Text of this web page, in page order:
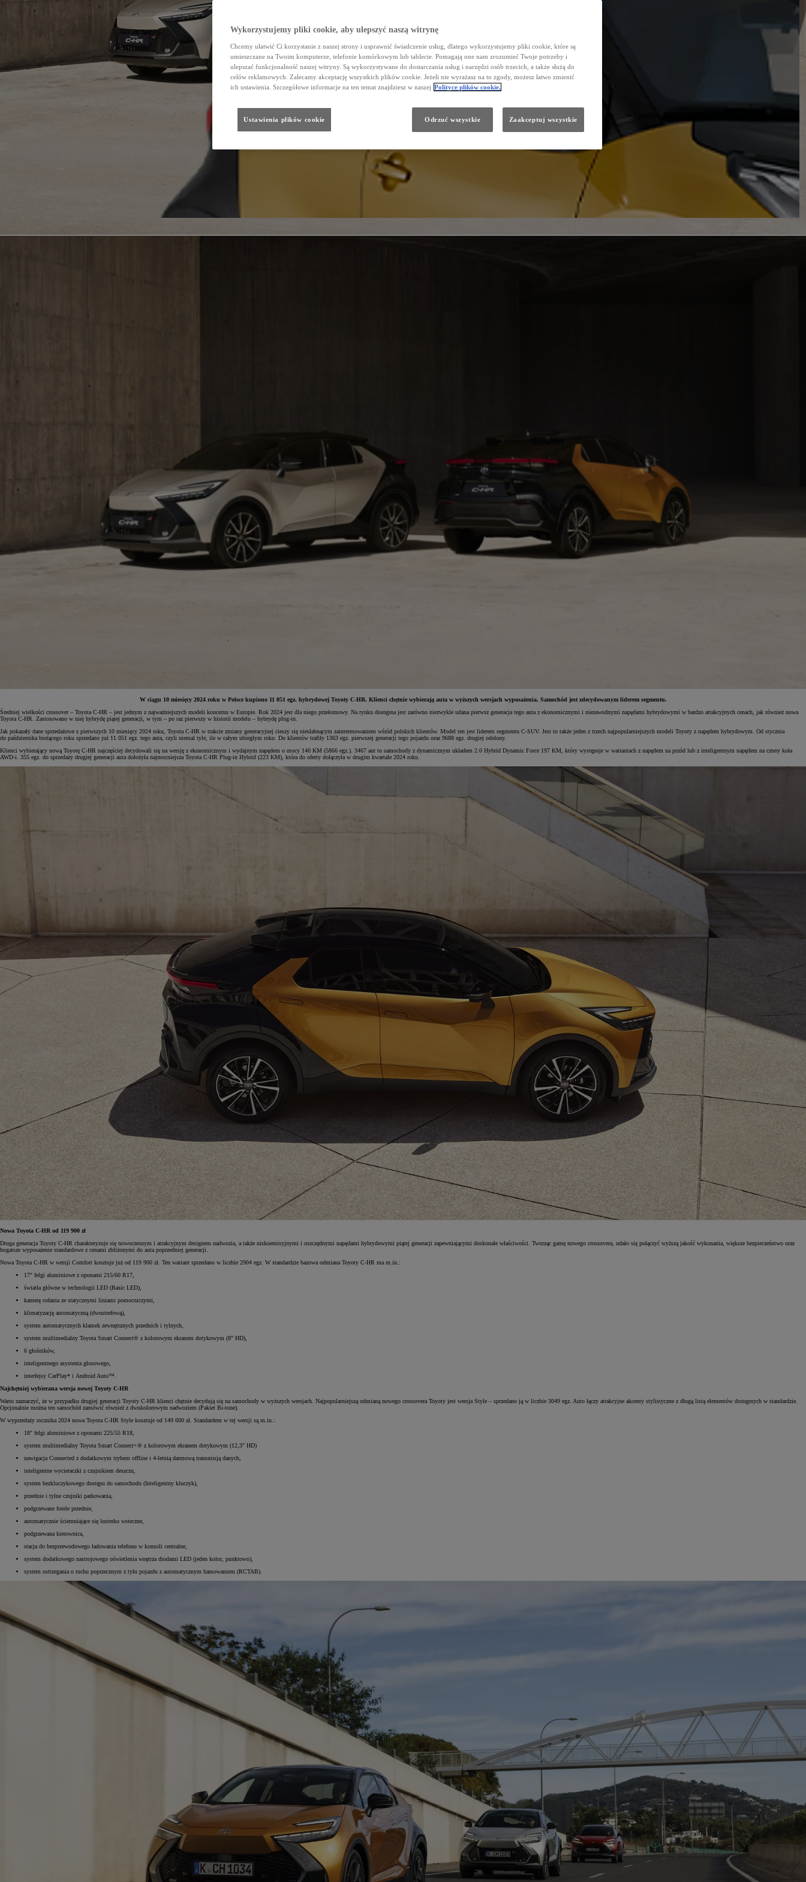
Yaris Cross
HYBRID
W ciągu 10 miesięcy 2024 roku w Polsce kupiono 11 051 egz. hybrydowej Toyoty C-HR. Klienci chętnie wybierają auta w wyższych wersjach wyposażenia. Samochód jest zdecydowanym liderem segmentu.
Średniej wielkości crossover – Toyota C-HR – jest jednym z najważniejszych modeli koncernu w Europie. Rok 2024 jest dla niego przełomowy. Na rynku dostępna jest zarówno niezwykle udana pierwsz generacja tego auta z ekonomicznymi i niezawodnymi napędami hybrydowymi w bardzo atrakcyjnych cenach, jak również nowa
Toyota C-HR. Zastosowano w niej hybrydę piątej generacji, w tym – po raz pierwszy w historii modelu – hybrydę plug-in.
Jak pokazały dane sprzedażowe z pierwszych 10 miesięcy 2024 roku, Toyota C-HR w trakcie zmiany generacyjnej cieszy się niesłabnącym zainteresowaniem wśród polskich klientów. Model ten jest liderem segmentu C-SUV. Jest to także jeden z trzech najpopularniejszych modeli Toyoty z napędem hybrydowym. Od stycznia
do października bieżącego roku sprzedano już 11 051 egz. tego auta, czyli niemal tyle, ile w całym ubiegłym roku. Do klientów trafiły 1363 egz. pierwszej generacji tego pojazdu oraz 9688 egz. drugiej odsłony.
Klienci wybierający nową Toyotę C-HR najczęściej decydowali się na wersję z ekonomicznym i wydajnym napędem o mocy 140 KM (5866 egz.). 3467 aut to samochody z dynamicznym układem 2.0 Hybrid Dynamic Force 197 KM, który występuje w wariantach z napędem na przód lub z inteligentnym napędem na cztery koła
AWD-i. 355 egz. do sprzedaży drugiej generacji auta dołożyła najmocniejsza Toyota C-HR Plug-in Hybrid (223 KM), która do oferty dołączyła w drugim kwartale 2024 roku.
Nowa Toyota C-HR od 119 900 zł
Druga generacja Toyoty C-HR charakteryzuje się nowoczesnym i atrakcyjnym designem nadwozia, a także niskoemisyjnymi i oszczędnymi napędami hybrydowymi piątej generacji zapewniającymi doskonałe właściwości. Tworząc gamę nowego crossovera, udało się połączyć wyższą jakość wykonania, większe bezpieczeństwo oraz
bogatsze wyposażenie standardowe z cenami zbliżonymi do auta poprzedniej generacji.
Nowa Toyota C-HR w wersji Comfort kosztuje już od 119 900 zł. Ten wariant sprzedano w liczbie 2904 egz. W standardzie bazowa odmiana Toyoty C-HR ma m.in.:
17" felgi aluminiowe z oponami 215/60 R17,
światła główne w technologii LED (Basic LED),
kamerę cofania ze statycznymi liniami pomocniczymi,
klimatyzację automatyczną (dwustrefową),
system automatycznych klamek zewnętrznych przednich i tylnych,
system multimedialny Toyota Smart Connect® z kolorowym ekranem dotykowym (8" HD),
6 głośników,
inteligentnego asystenta głosowego,
interfejsy CarPlay* i Android Auto™.
Najchętniej wybierana wersja nowej Toyoty C-HR
Warto zaznaczyć, że w przypadku drugiej generacji Toyoty C-HR klienci chętnie decydują się na samochody w wyższych wersjach. Najpopularniejszą odmianą nowego crossovera Toyoty jest wersja Style – sprzedano ją w liczbie 3049 egz. Auto łączy atrakcyjne akcenty stylistyczne z długą listą elementów dostępnych w standardzie.
Opcjonalnie można ten samochód zamówić również z dwukolorowym nadwoziem (Pakiet Bi-tone).
W wyprzedaży rocznika 2024 nowa Toyota C-HR Style kosztuje od 149 600 zł. Standardem w tej wersji są m.in.:
18" felgi aluminiowe z oponami 225/55 R18,
system multimedialny Toyota Smart Connect+® z kolorowym ekranem dotykowym (12,3" HD)
nawigacja Connected z dodatkowym trybem offline i 4-letnią darmową transmisją danych,
inteligentne wycieraczki z czujnikiem deszczu,
system bezkluczykowego dostępu do samochodu (Inteligentny kluczyk),
przednie i tylne czujniki parkowania,
podgrzewane fotele przednie,
automatycznie ściemniające się lusterko wsteczne,
podgrzewana kierownica,
stacja do bezprzewodowego ładowania telefonu w konsoli centralne,
system dodatkowego nastrojowego oświetlenia wnętrza diodami LED (jeden kolor, punktowo),
system ostrzegania o ruchu poprzecznym z tyłu pojazdu z automatycznym hamowaniem (RCTAB).
Wykorzystujemy pliki cookie, aby ulepszyć naszą witrynę
Chcemy ułatwić Ci korzystanie z naszej strony i usprawnić świadczenie usług, dlatego wykorzystujemy pliki cookie, które są
umieszczane na Twoim komputerze, telefonie komórkowym lub tablecie. Pomagają one nam zrozumieć Twoje potrzeby i
ulepszać funkcjonalność naszej witryny. Są wykorzystywane do dostarczania usług i narzędzi osób trzecich, a także służą do
celów reklamowych. Zalecamy akceptację wszystkich plików cookie. Jeżeli nie wyrażasz na to zgody, możesz łatwo zmienić
ich ustawienia. Szczegółowe informacje na ten temat znajdziesz w naszej Polityce plików cookie.
Odrzuć wszystkie Zaakceptuj wszystkie
Ustawienia plików cookie